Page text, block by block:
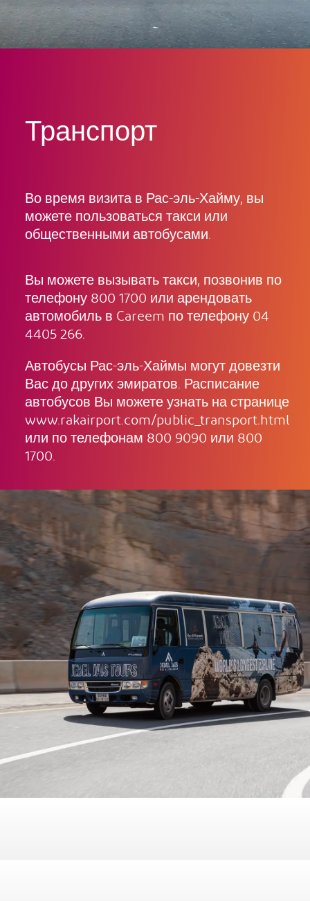
Транспорт
Во время визита в Рас-эль-Хайму, вы
можете пользоваться такси или
общественными автобусами.
Вы можете вызывать такси, позвонив по
телефону 800 1700 или арендовать
автомобиль в Careem по телефону 04
4405 266.
Автобусы Рас-эль-Хаймы могут довезти
Вас до других эмиратов. Расписание
автобусов Вы можете узнать на странице
www.rakairport.com/public_transport.html
или по телефонам 800 9090 или 800
1700.